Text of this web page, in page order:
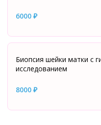
6000 ₽
Биопсия шейки матки с
исследованием
8000 ₽